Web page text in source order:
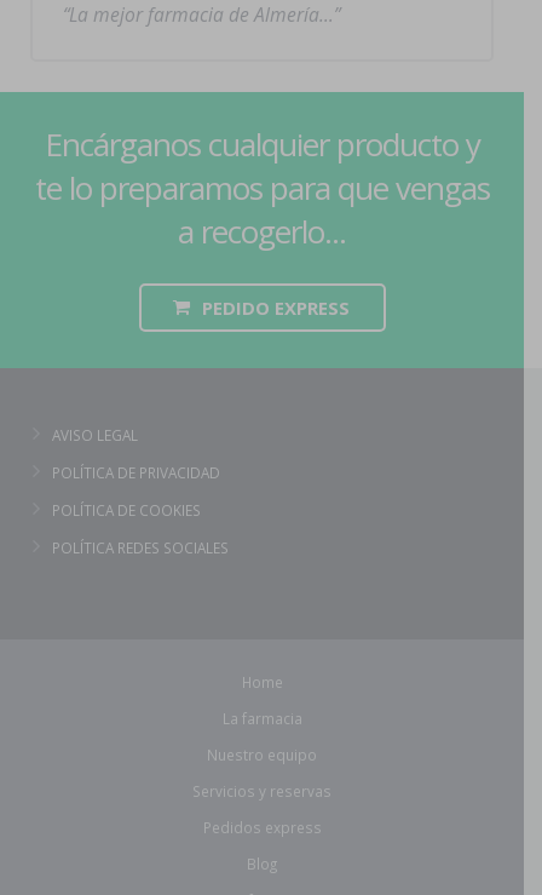
La mejor farmacia de Almería…
Encárganos cualquier producto y
te lo preparamos para que vengas
a recogerlo...
PEDIDO EXPRESS
AVISO LEGAL
POLÍTICA DE PRIVACIDAD
POLÍTICA DE COOKIES
POLÍTICA REDES SOCIALES
Home
La farmacia
Nuestro equipo
Servicios y reservas
Pedidos express
Blog